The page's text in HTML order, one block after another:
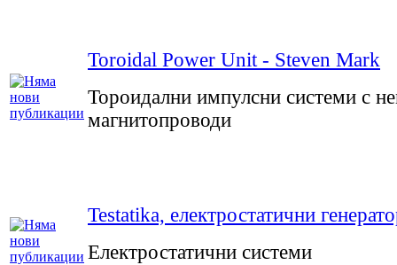
Toroidal Power Unit - Steven Mark
Тороидални импулсни системи с
магнитопроводи
Testatika, електростатични
Електростатични системи